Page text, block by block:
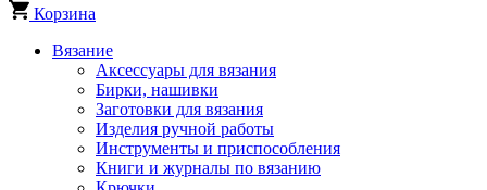
Корзина
Вязание
Аксессуары для вязания
Бирки, нашивки
Заготовки для вязания
Изделия ручной работы
Инструменты и приспособления
Книги и журналы по вязанию